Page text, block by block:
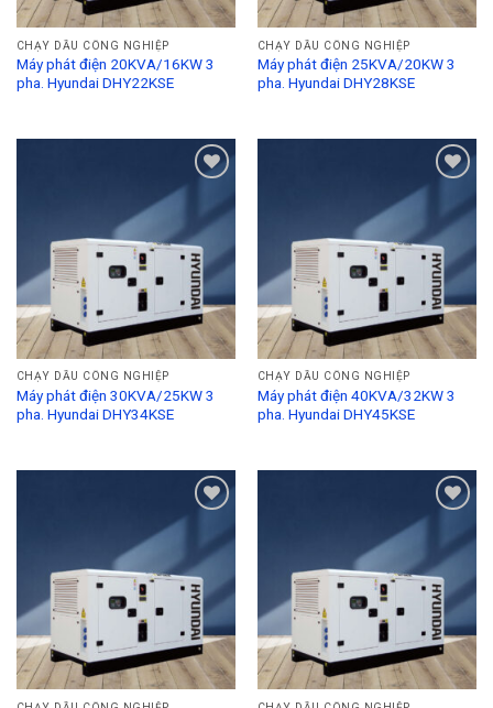
CHẠY DẦU CÔNG NGHIỆP
Máy phát điện 20KVA/16KW 3
pha. Hyundai DHY22KSE
CHẠY DẦU CÔNG NGHIỆP
Máy phát điện 25KVA/20KW 3
pha. Hyundai DHY28KSE
Wishlist
CHẠY DẦU CÔNG NGHIỆP
Máy phát điện 30KVA/25KW 3
pha. Hyundai DHY34KSE
Wishlist
CHẠY DẦU CÔNG NGHIỆP
Máy phát điện 40KVA/32KW 3
pha. Hyundai DHY45KSE
Wishlist
Wishlist